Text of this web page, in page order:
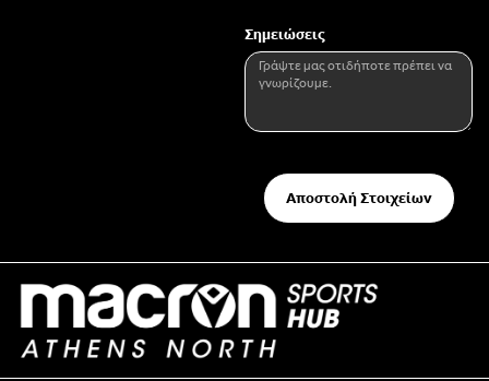
Σημειώσεις
Αποστολή Στοιχείων